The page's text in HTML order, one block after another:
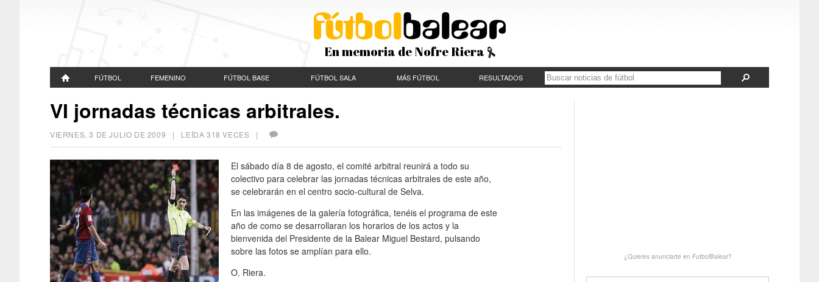
En memoria de Nofre Riera
FÚTBOL FEMENINO FÚTBOL BASE FÚTBOL SALA MÁS FÚTBOL RESULTADOS
VI jornadas técnicas arbitrales.
VIERNES, 3 DE JULIO DE 2009 | LEÍDA 318 VECES |
El sábado día 8 de agosto, el comité arbitral reunirá a todo su
colectivo para celebrar las jornadas técnicas arbitrales de este año,
se celebrarán en el centro socio-cultural de Selva.
En las imágenes de la galería fotográfica, tenéis el programa de este
año de como se desarrollaran los horarios de los actos y la
bienvenida del Presidente de la Balear Miguel Bestard, pulsando
sobre las fotos se amplían para ello.
O. Riera.
¿Quieres anunciarte en FutbolBalear?